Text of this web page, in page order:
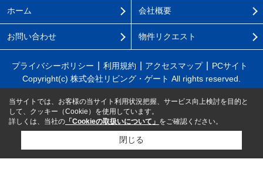
ホーム 会社概要
お問い合わせ 物件リクエスト
プライバシーポリシー 利用規約 アクセスマップ
PCサイト
Copyright(c) 株式会社リビング・ゲート All rights reserved.
当サイトでは、お客様の当サイト利用状況把握、サービス向上検討を目的と
して、クッキー（Cookie）を使用しています。
詳しくは、当社の 「Cookieの取扱いについて」 をご確認ください。
閉じる